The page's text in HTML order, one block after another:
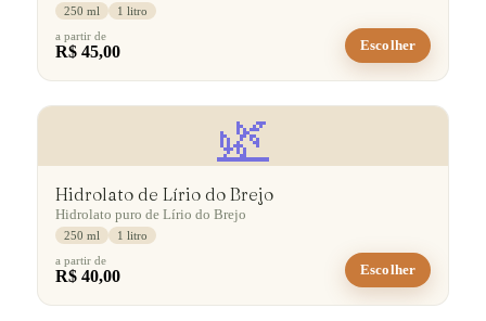
250 ml
1 litro
a partir de
R$ 45,00 Escolher
🌿
Hidrolato de Lírio do Brejo
Hidrolato puro de Lírio do Brejo
250 ml
1 litro
a partir de
R$ 40,00 Escolher